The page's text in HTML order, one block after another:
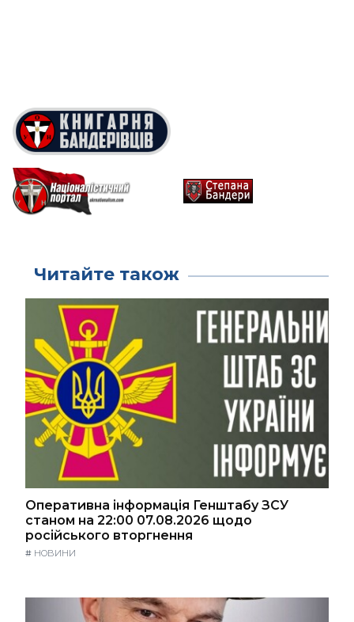
Читайте також
Оперативна інформація Генштабу ЗСУ
станом на 22:00 07.08.2026 щодо
російського вторгнення
# НОВИНИ